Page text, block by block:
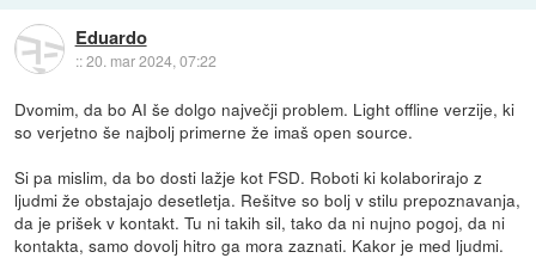
Eduardo
::20. mar 2024, 07:22
Dvomim, da bo AI še dolgo največji problem. Light offline verzije, ki
so verjetno še najbolj primerne že imaš open source.
Si pa mislim, da bo dosti lažje kot FSD. Roboti ki kolaborirajo z
ljudmi že obstajajo desetletja. Rešitve so bolj v stilu prepoznavanja,
da je prišek v kontakt. Tu ni takih sil, tako da ni nujno pogoj, da ni
kontakta, samo dovolj hitro ga mora zaznati. Kakor je med ljudmi.